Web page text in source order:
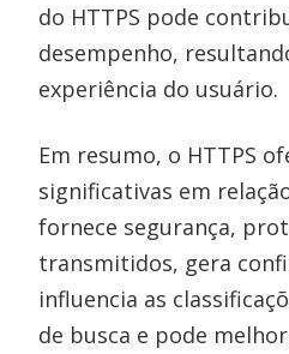
do HTTPS pode
desempenho,
experiência do usuário.
Em resumo, o HTTPS
significativas em
fornece segurança,
transmitidos, gera
influencia as
de busca e pode